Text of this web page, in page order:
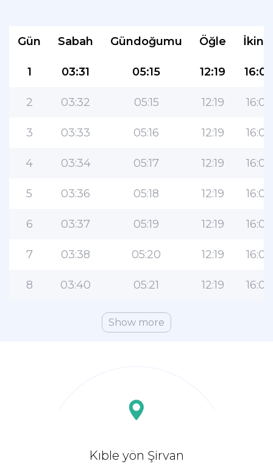
Gün Sabah Gündoğumu Öğle
1 03:31 05:15 12:19 16:08
2 03:32 05:15 12:19 16:08
3 03:33 05:16 12:19 16:08
4 03:34 05:17 12:19 16:08
5 03:36 05:18 12:19 16:07
6 03:37 05:19 12:19 16:07
7 03:38 05:20 12:19 16:06
8 03:40 05:21 12:19 16:06
Show more
Kıble yön Şirvan